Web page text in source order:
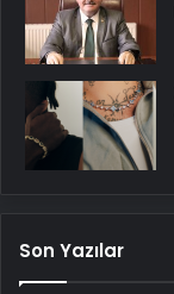
Son Yazılar